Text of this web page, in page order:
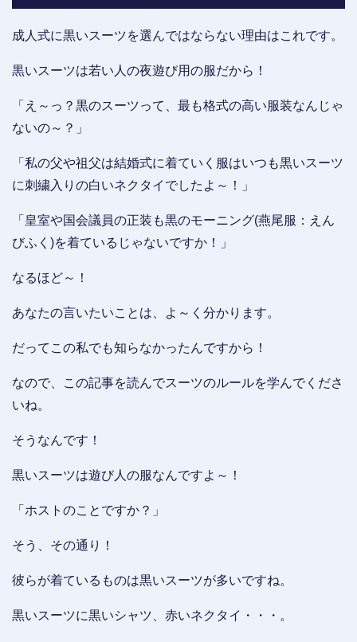
成人式に黒いスーツを選んではならない理由はこれです。
黒いスーツは若い人の夜遊び用の服だから！
「え～っ？黒のスーツって、最も格式の高い服装なんじゃ
ないの～？」
「私の父や祖父は結婚式に着ていく服はいつも黒いスーツ
に刺繍入りの白いネクタイでしたよ～！」
「皇室や国会議員の正装も黒のモーニング(燕尾服：えん
びふく)を着ているじゃないですか！」
なるほど～！
あなたの言いたいことは、よ～く分かります。
だってこの私でも知らなかったんですから！
なので、この記事を読んでスーツのルールを学んでくださ
いね。
そうなんです！
黒いスーツは遊び人の服なんですよ～！
「ホストのことですか？」
そう、その通り！
彼らが着ているものは黒いスーツが多いですね。
黒いスーツに黒いシャツ、赤いネクタイ・・・。